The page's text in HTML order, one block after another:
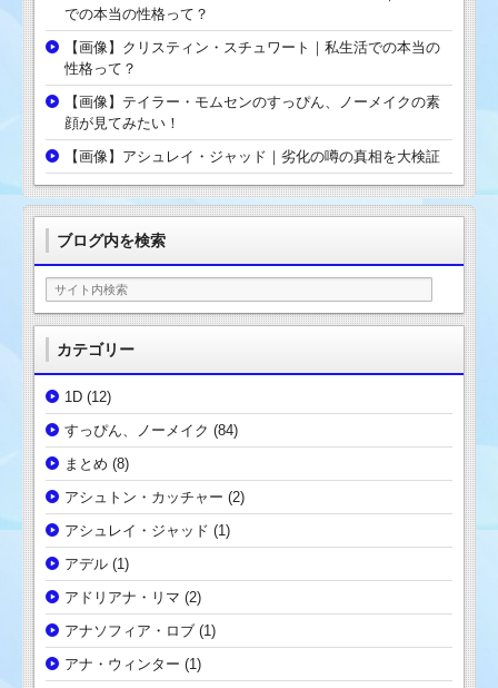
での本当の性格って？
【画像】クリスティン・スチュワート｜私生活での本当の
性格って？
【画像】テイラー・モムセンのすっぴん、ノーメイクの素
顔が見てみたい！
【画像】アシュレイ・ジャッド｜劣化の噂の真相を大検証
ブログ内を検索
カテゴリー
1D (12)
すっぴん、ノーメイク (84)
まとめ (8)
アシュトン・カッチャー (2)
アシュレイ・ジャッド (1)
アデル (1)
アドリアナ・リマ (2)
アナソフィア・ロブ (1)
アナ・ウィンター (1)